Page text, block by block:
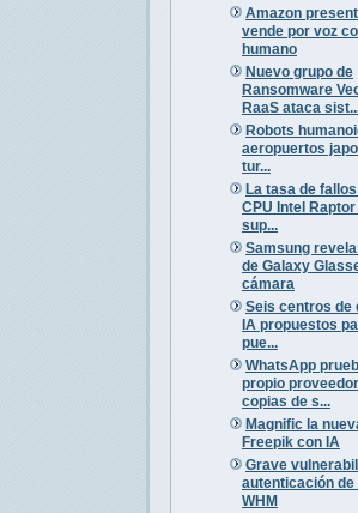
Amazon
vende por voz
humano
Nuevo grupo de
Ransomware
RaaS ataca
Robots
aeropuertos
tur...
La tasa de
CPU Intel
sup...
Samsung
de Galaxy
cámara
Seis centros de
IA propuestos
pue...
WhatsApp
propio
copias de s...
Magnific la
Freepik con IA
Grave
autenticación de
WHM